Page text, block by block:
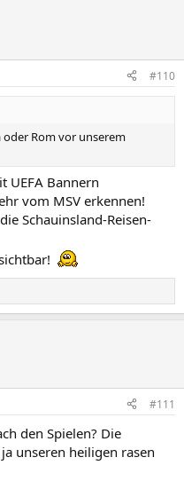
#110
oder Rom vor unserem
UEFA Bannern
vom MSV erkennen!
Schauinsland-Reisen-
#111
den Spielen? Die
unseren heiligen rasen